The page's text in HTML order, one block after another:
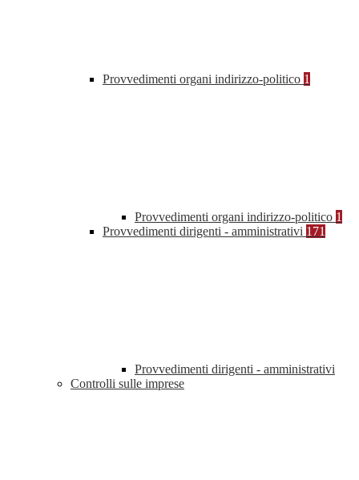
Provvedimenti organi indirizzo-politico 1
Provvedimenti organi indirizzo-politico 1
Provvedimenti dirigenti - amministrativi 171
Provvedimenti dirigenti - amministrativi
Controlli sulle imprese